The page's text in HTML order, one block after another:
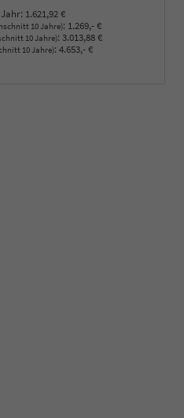
1.621,92 €
10 Jahre): 1.269,- €
10 Jahre): 3.013,88 €
10 Jahre): 4.653,- €